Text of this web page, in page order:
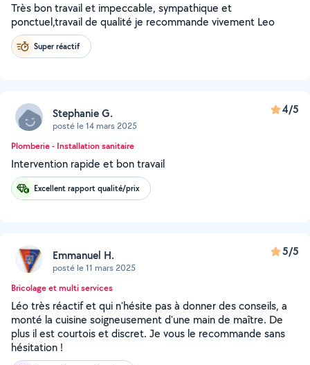
Très bon travail et impeccable, sympathique et
ponctuel,travail de qualité je recommande vivement Leo
Super réactif
Stephanie G.
posté le 14 mars 2025
4/5
Plomberie - Installation sanitaire
Intervention rapide et bon travail
Excellent rapport qualité/prix
Emmanuel H.
posté le 11 mars 2025
5/5
Bricolage et multi services
Léo très réactif et qui n'hésite pas à donner des conseils, a
monté la cuisine soigneusement d'une main de maître. De
plus il est courtois et discret. Je vous le recommande sans
hésitation !